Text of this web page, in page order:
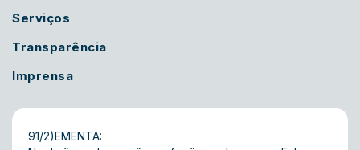
Serviços
Transparência
Imprensa
91/2)EMENTA: